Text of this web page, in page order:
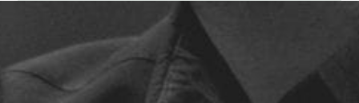
Mirari Perez (profesora de higiene vocal)
Junkal Biurrena (profesora de técnica vocal)
Izaskun Arruabarrena (profesora de técnica